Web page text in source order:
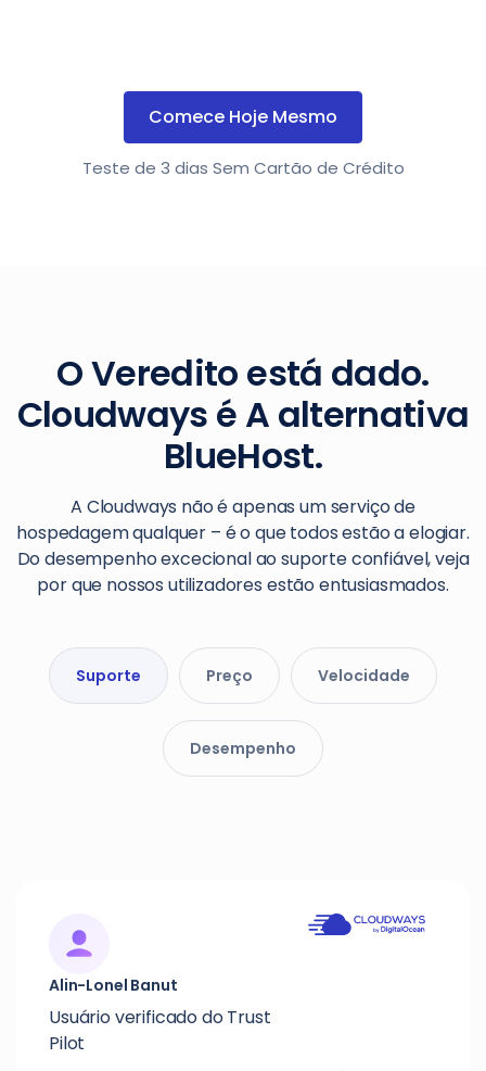
Comece Hoje Mesmo
Teste de 3 dias Sem Cartão de Crédito
O Veredito está dado.
Cloudways é A alternativa
BlueHost.
A Cloudways não é apenas um serviço de
hospedagem qualquer – é o que todos estão a elogiar.
Do desempenho excecional ao suporte confiável, veja
por que nossos utilizadores estão entusiasmados.
Suporte Preço Velocidade
Desempenho
Alin-Lonel Banut
Usuário verificado do Trust
Pilot